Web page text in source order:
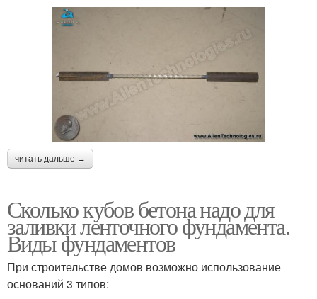
читать дальше →
Сколько кубов бетона надо для
заливки ленточного фундамента.
Виды фундаментов
При строительстве домов возможно использование
оснований 3 типов: